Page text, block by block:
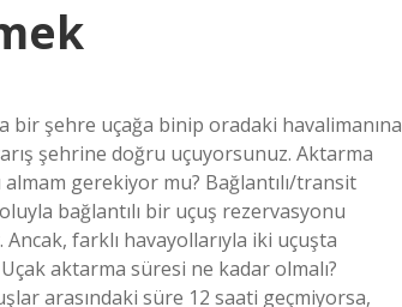
bir şehre uçağa binip oradaki havalimanına
şehrine doğru uçuyorsunuz. Aktarma
almam gerekiyor mu? Bağlantılı/transit
bağlantılı bir uçuş rezervasyonu
Ancak, farklı havayollarıyla iki uçuşta
aktarma süresi ne kadar olmalı?
arasındaki süre 12 saati geçmiyorsa,